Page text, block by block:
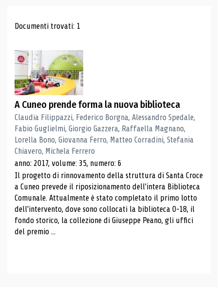
Risultati di ricerca
Documenti trovati: 1
A Cuneo prende forma la nuova biblioteca
Claudia Filippazzi, Federico Borgna, Alessandro Spedale,
Fabio Guglielmi, Giorgio Gazzera, Raffaella Magnano,
Lorella Bono, Giovanna Ferro, Matteo Corradini, Stefania
Chiavero, Michela Ferrero
anno: 2017, volume: 35, numero: 6
Il progetto di rinnovamento della struttura di Santa Croce
a Cuneo prevede il riposizionamento dell'intera Biblioteca
Comunale. Attualmente è stato completato il primo lotto
dell'intervento, dove sono collocati la biblioteca 0-18, il
fondo storico, la collezione di Giuseppe Peano, gli uffici
del premio ...